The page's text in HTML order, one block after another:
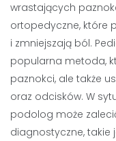
wrastających
ortopedyczne, które
i zmniejszają ból.
popularna metoda,
paznokci, ale także
oraz odcisków. W
podolog może
diagnostyczne,